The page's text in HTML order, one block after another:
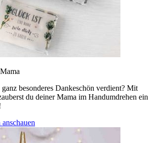
besonderes Dankeschön verdient? Mit
du deiner Mama im Handumdrehen ein